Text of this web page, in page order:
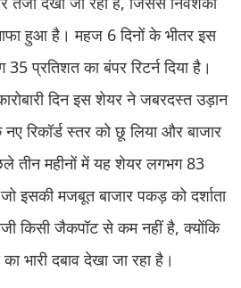
हुआ है। महज 6 दिनों के भीतर इस
प्रतिशत का बंपर रिटर्न दिया है।
दिन इस शेयर ने जबरदस्त उड़ान
रिकॉर्ड स्तर को छू लिया और बाजार
तीन महीनों में यह शेयर लगभग 83
इसकी मजबूत बाजार पकड़ को दर्शाता
किसी जैकपॉट से कम नहीं है, क्योंकि
भारी दबाव देखा जा रहा है।